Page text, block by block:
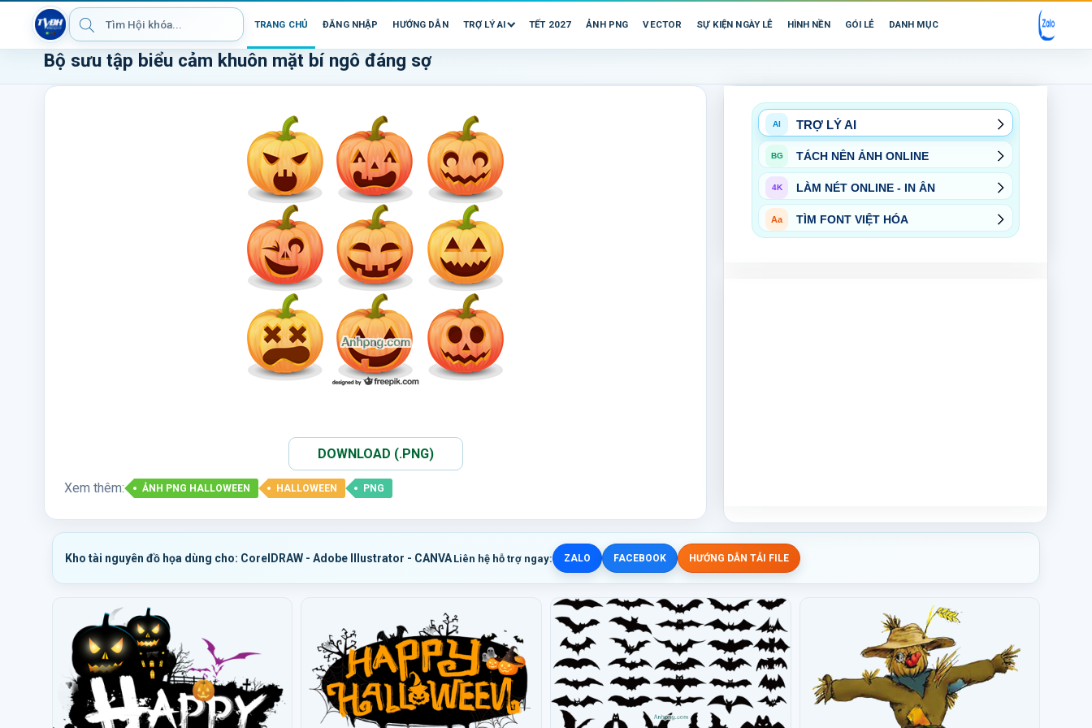
TRANG CHỦ ĐĂNG NHẬP HƯỚNG DẪN TRỢ LÝ AI TẾT 2027 ẢNH PNG VECTOR SỰ KIỆN NGÀY LỄ HÌNH NỀN GÓI LẺ DANH MỤC
Bộ sưu tập biểu cảm khuôn mặt bí ngô đáng sợ
DOWNLOAD (.PNG)
Xem thêm: ẢNH PNG HALLOWEEN HALLOWEEN PNG
AI TRỢ LÝ AI
BG TÁCH NỀN ẢNH ONLINE
4K LÀM NÉT ONLINE - IN ẤN
Aa TÌM FONT VIỆT HÓA
Kho tài nguyên đồ họa dùng cho: CorelDRAW - Adobe Illustrator - CANVA Liên hệ hỗ trợ ngay: ZALO FACEBOOK HƯỚNG DẪN TẢI FILE